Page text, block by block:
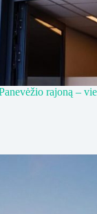
rajoną –